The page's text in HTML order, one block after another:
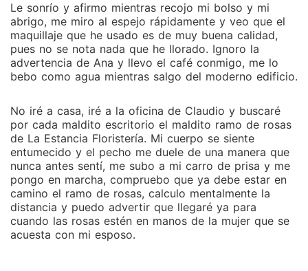
Le sonrío y afirmo mientras recojo mi bolso y mi
abrigo, me miro al espejo rápidamente y veo que el
maquillaje que he usado es de muy buena calidad,
pues no se nota nada que he llorado. Ignoro la
advertencia de Ana y llevo el café conmigo, me lo
bebo como agua mientras salgo del moderno edificio.
No iré a casa, iré a la oficina de Claudio y buscaré
por cada maldito escritorio el maldito ramo de rosas
de La Estancia Floristería. Mi cuerpo se siente
entumecido y el pecho me duele de una manera que
nunca antes sentí, me subo a mi carro de prisa y me
pongo en marcha, compruebo que ya debe estar en
camino el ramo de rosas, calculo mentalmente la
distancia y puedo advertir que llegaré ya para
cuando las rosas estén en manos de la mujer que se
acuesta con mi esposo.